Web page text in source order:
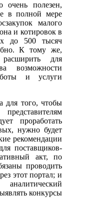
очень полезен,
в полной мере
малого
и котировок в
до 500 тысяч
К тому же,
для
возможности
и услуги
для того, чтобы
проработать
нужно будет
рекомендации
поставщиков-
акт, по
проводить
этот портал; и
конкурсы